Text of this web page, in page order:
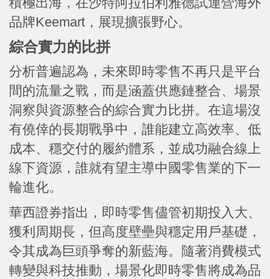
品牌Keemart，展現擴張野心。
綜合實力的比拼
分析普遍認為，未來即時零售不再只是平台
間的流量之戰，而是涵蓋供應鏈整合、場景
洞察與資源整合的綜合實力比拼。在這場沒
有僥倖的長期戰爭中，誰能建立高效率、低
成本、穩交付的履約體系，並成功融合線上
線下資源，誰就有望主導中國零售業的下一
輪進化。
華西證券指出，即時零售儘管初期投入大、
獲利周期長，但高度壁壘與穩定用戶基礎，
令其成為巨頭爭奪的新藍海。隨著消費模式
轉變與科技推動，場景化即時零售將成為品